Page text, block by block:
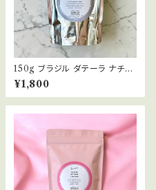
150g ブラジル ダテーラ ナチュ
ラル/パルプトナチュラル BRAZI
L DATERRA NATURAL/PU
LPED NATURAL 中煎り(エ
¥1,800